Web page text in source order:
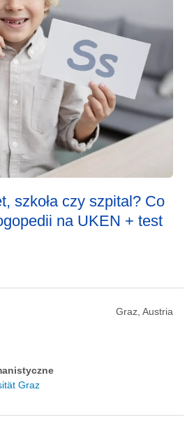
szkoła czy szpital? Co
na UKEN + test
Graz, Austria
Graz